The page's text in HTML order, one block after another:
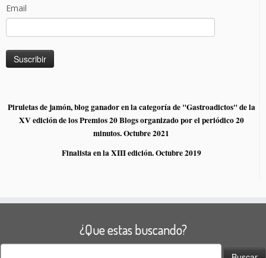
Email
Piruletas de jamón, blog ganador en la categoría de "Gastroadictos" de la
XV edición de los Premios 20 Blogs organizado por el periódico 20
minutos. Octubre 2021
Finalista en la XIII edición. Octubre 2019
¿Que estas buscando?
Buscar: